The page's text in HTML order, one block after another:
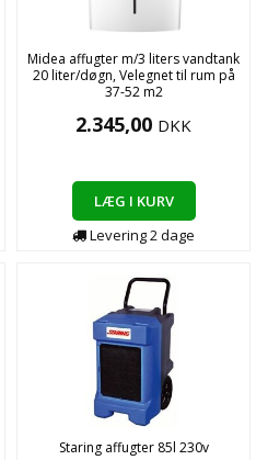
Midea affugter m/3 liters vandtank
20 liter/døgn, Velegnet til rum på
37-52 m2
2.345,00 DKK
LÆG I KURV
Levering2dage
Staring affugter 85l 230v